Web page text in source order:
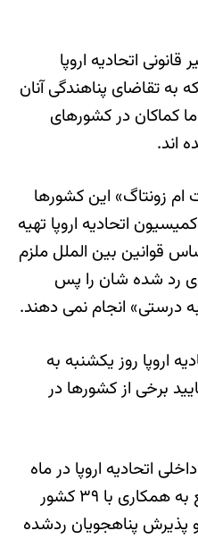
اتحادیه اروپا
به تقاضای پناهندگی آنان
کماکان در کشورهای
اند.
ام زونتاگ» این کشورها
اتحادیه اروپا تهیه
کشور براساس قوانین بین الملل ملزم
رد شده شان را پس
درستی» انجام نمی دهند.
اروپا روز یکشنبه به
برخی از کشورها در
اتحادیه اروپا در ماه
فوریه گزارشی تحقیقی را راجع به همکاری با ۳۹ کشور
و پذیرش پناهجویان ردشده